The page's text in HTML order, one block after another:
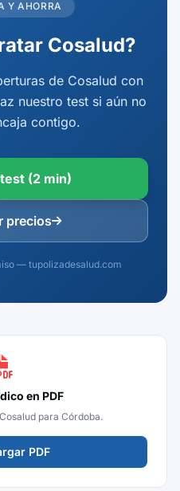
Y AHORRA
Cosalud?
de Cosalud con
nuestro test si aún no
contigo.
(2 min)
precios
— tupolizadesalud.com
en PDF
para Córdoba.
PDF